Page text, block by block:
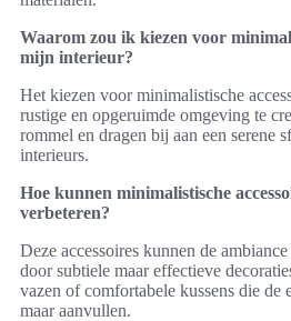
Waarom zou ik kiezen voor
mijn interieur?
Het kiezen voor minimalistische
rustige en opgeruimde omgeving te
rommel en dragen bij aan een serene
interieurs.
Hoe kunnen minimalistische
verbeteren?
Deze accessoires kunnen de
door subtiele maar effectieve
vazen of comfortabele kussens die de
maar aanvullen.